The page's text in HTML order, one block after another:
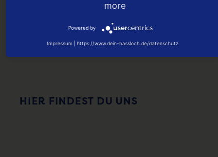
HIER FINDEST DU UNS
more
Powered by
Impressum https://www.dein-hassloch.de/datenschutz